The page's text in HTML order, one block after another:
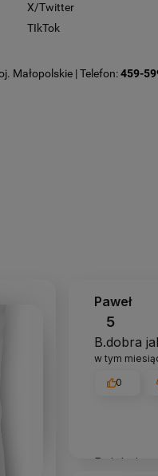
X/Twitter
TIkTok
Małopolskie | Telefon:459-
Paweł
5
B.dobra
w tym
0